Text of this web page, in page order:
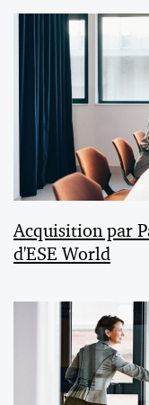
Acquisition par
d'ESE World